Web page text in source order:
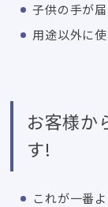
子供の手が
用途以外に使
お客様か
す!
これが一番